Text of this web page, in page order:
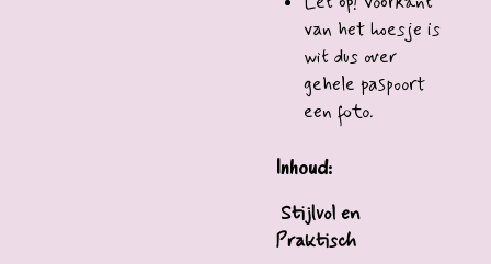
van het hoesje is
wit dus over
gehele paspoort
een foto.
Inhoud:
Stijlvol en
Praktisch